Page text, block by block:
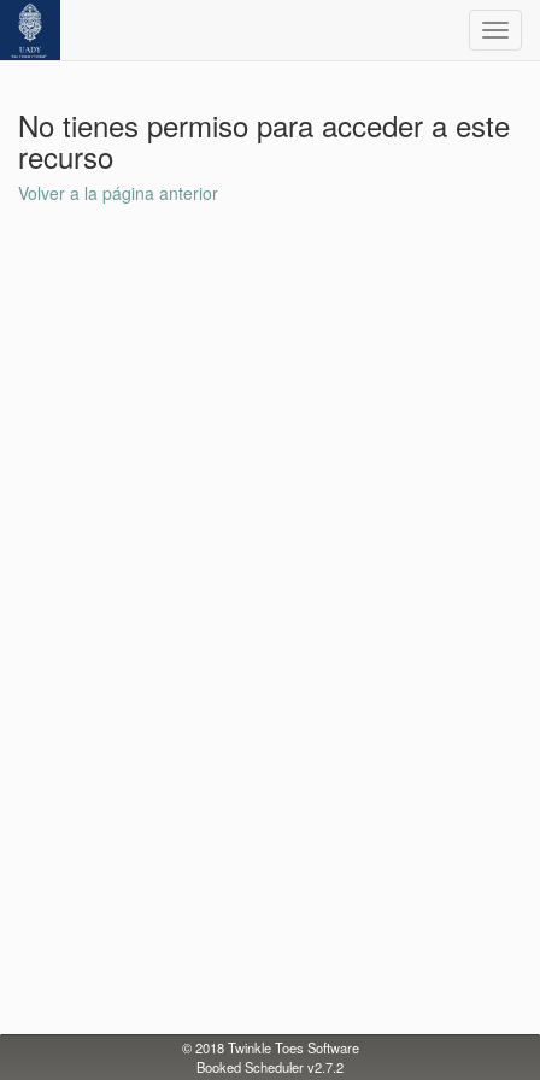
No tienes permiso para acceder a este
recurso
Volver a la página anterior
© 2018Twinkle Toes Software
Booked Scheduler v2.7.2